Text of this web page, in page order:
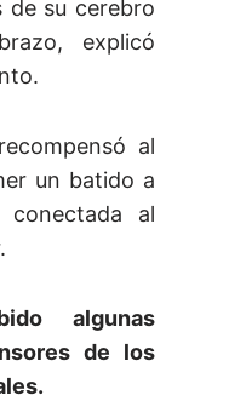
de su cerebro
explicó
al
un batido a
al
algunas
de los